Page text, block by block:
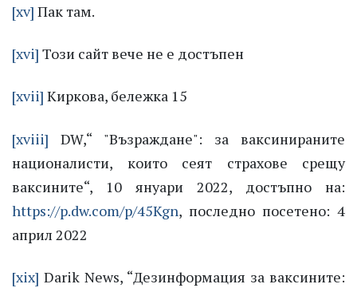
[xv] Пак там.
[xvi] Този сайт вече не е достъпен
[xvii] Киркова, бележка 15
[xviii] DW,“ "Възраждане": за ваксинираните
националисти, които сеят страхове срещу
ваксините“, 10 януари 2022, достъпно на:
https://p.dw.com/p/45Kgn, последно посетено: 4
април 2022
[xix] Darik News, “Дезинформация за ваксините: